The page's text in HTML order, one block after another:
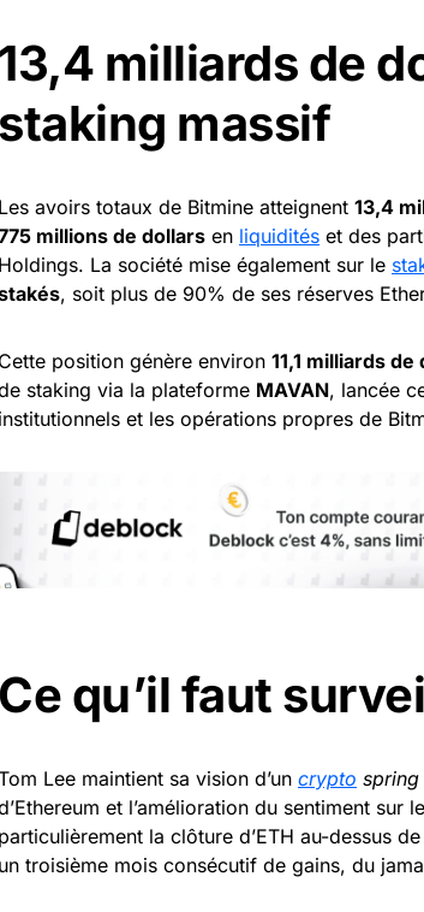
13,4 milliards de
staking massif
Les avoirs totaux de Bitmine atteignent 13,4
millions de dollars en liquidités et des
Holdings. La société mise également sur le
, soit plus de 90% de ses réserves
Cette position génère environ 11,1 milliards de
staking via la plateforme MAVAN, lancée
institutionnels et les opérations propres de
Ce qu’il faut
Lee maintient sa vision d’un crypto spring
et l’amélioration du sentiment sur
particulièrement la clôture d’ETH au-dessus de
un troisième mois consécutif de gains, du